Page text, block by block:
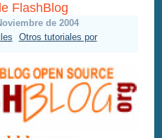
FlashBlog
de 2004
Otros tutoriales por